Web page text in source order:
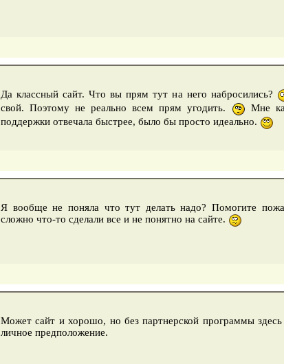
Да классный сайт. Что вы прям тут на него набросились?
свой. Поэтому не реально всем прям угодить.
Мне
поддержки отвечала быстрее, было бы просто идеально.
Я вообще не поняла что тут делать надо? Помогите
сложно что-то сделали все и не понятно на сайте.
Может сайт и хорошо, но без партнерской программы здесь
личное предположение.